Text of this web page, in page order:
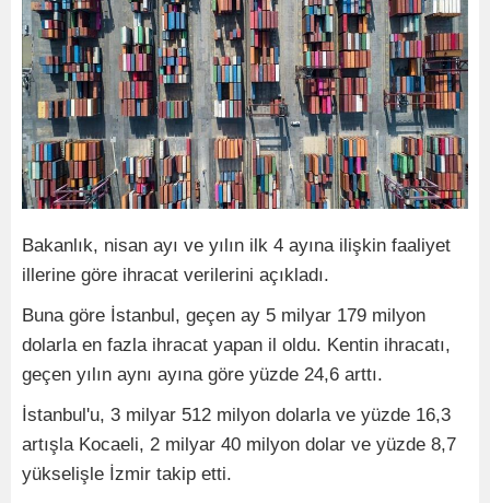
Bakanlık, nisan ayı ve yılın ilk 4 ayına ilişkin faaliyet
illerine göre ihracat verilerini açıkladı.
Buna göre İstanbul, geçen ay 5 milyar 179 milyon
dolarla en fazla ihracat yapan il oldu. Kentin ihracatı,
geçen yılın aynı ayına göre yüzde 24,6 arttı.
İstanbul'u, 3 milyar 512 milyon dolarla ve yüzde 16,3
artışla Kocaeli, 2 milyar 40 milyon dolar ve yüzde 8,7
yükselişle İzmir takip etti.